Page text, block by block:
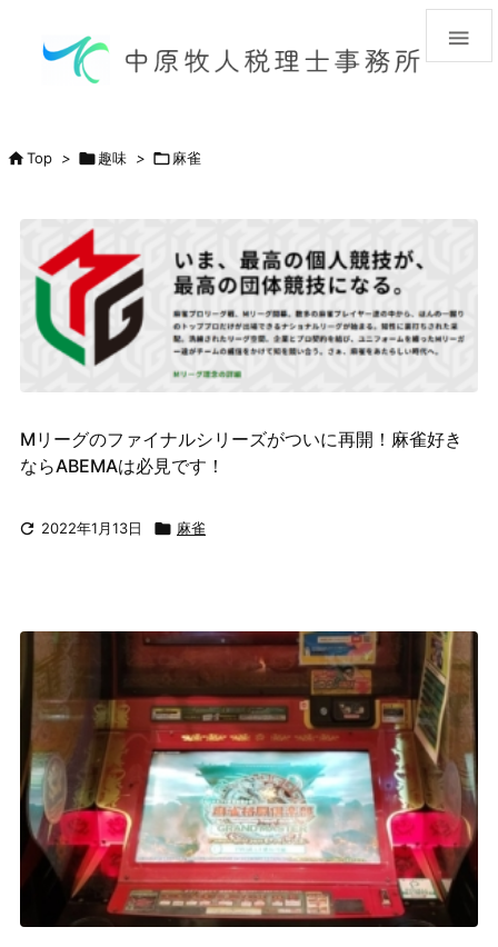

Top > 趣味 > 麻雀
Mリーグのファイナルシリーズがついに再開！麻雀好き
ならABEMAは必見です！
 2022年1月13日  麻雀